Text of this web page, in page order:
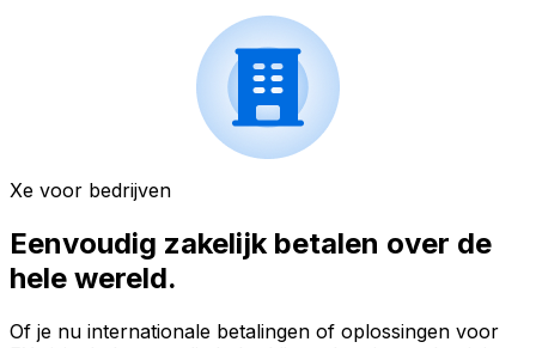
Xe voor bedrijven
Eenvoudig zakelijk betalen over de
hele wereld.
Of je nu internationale betalingen of oplossingen voor